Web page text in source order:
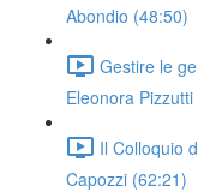
Abondio (48:50)
Gestire le
Eleonora
Il Colloquio
Capozzi (62:21)